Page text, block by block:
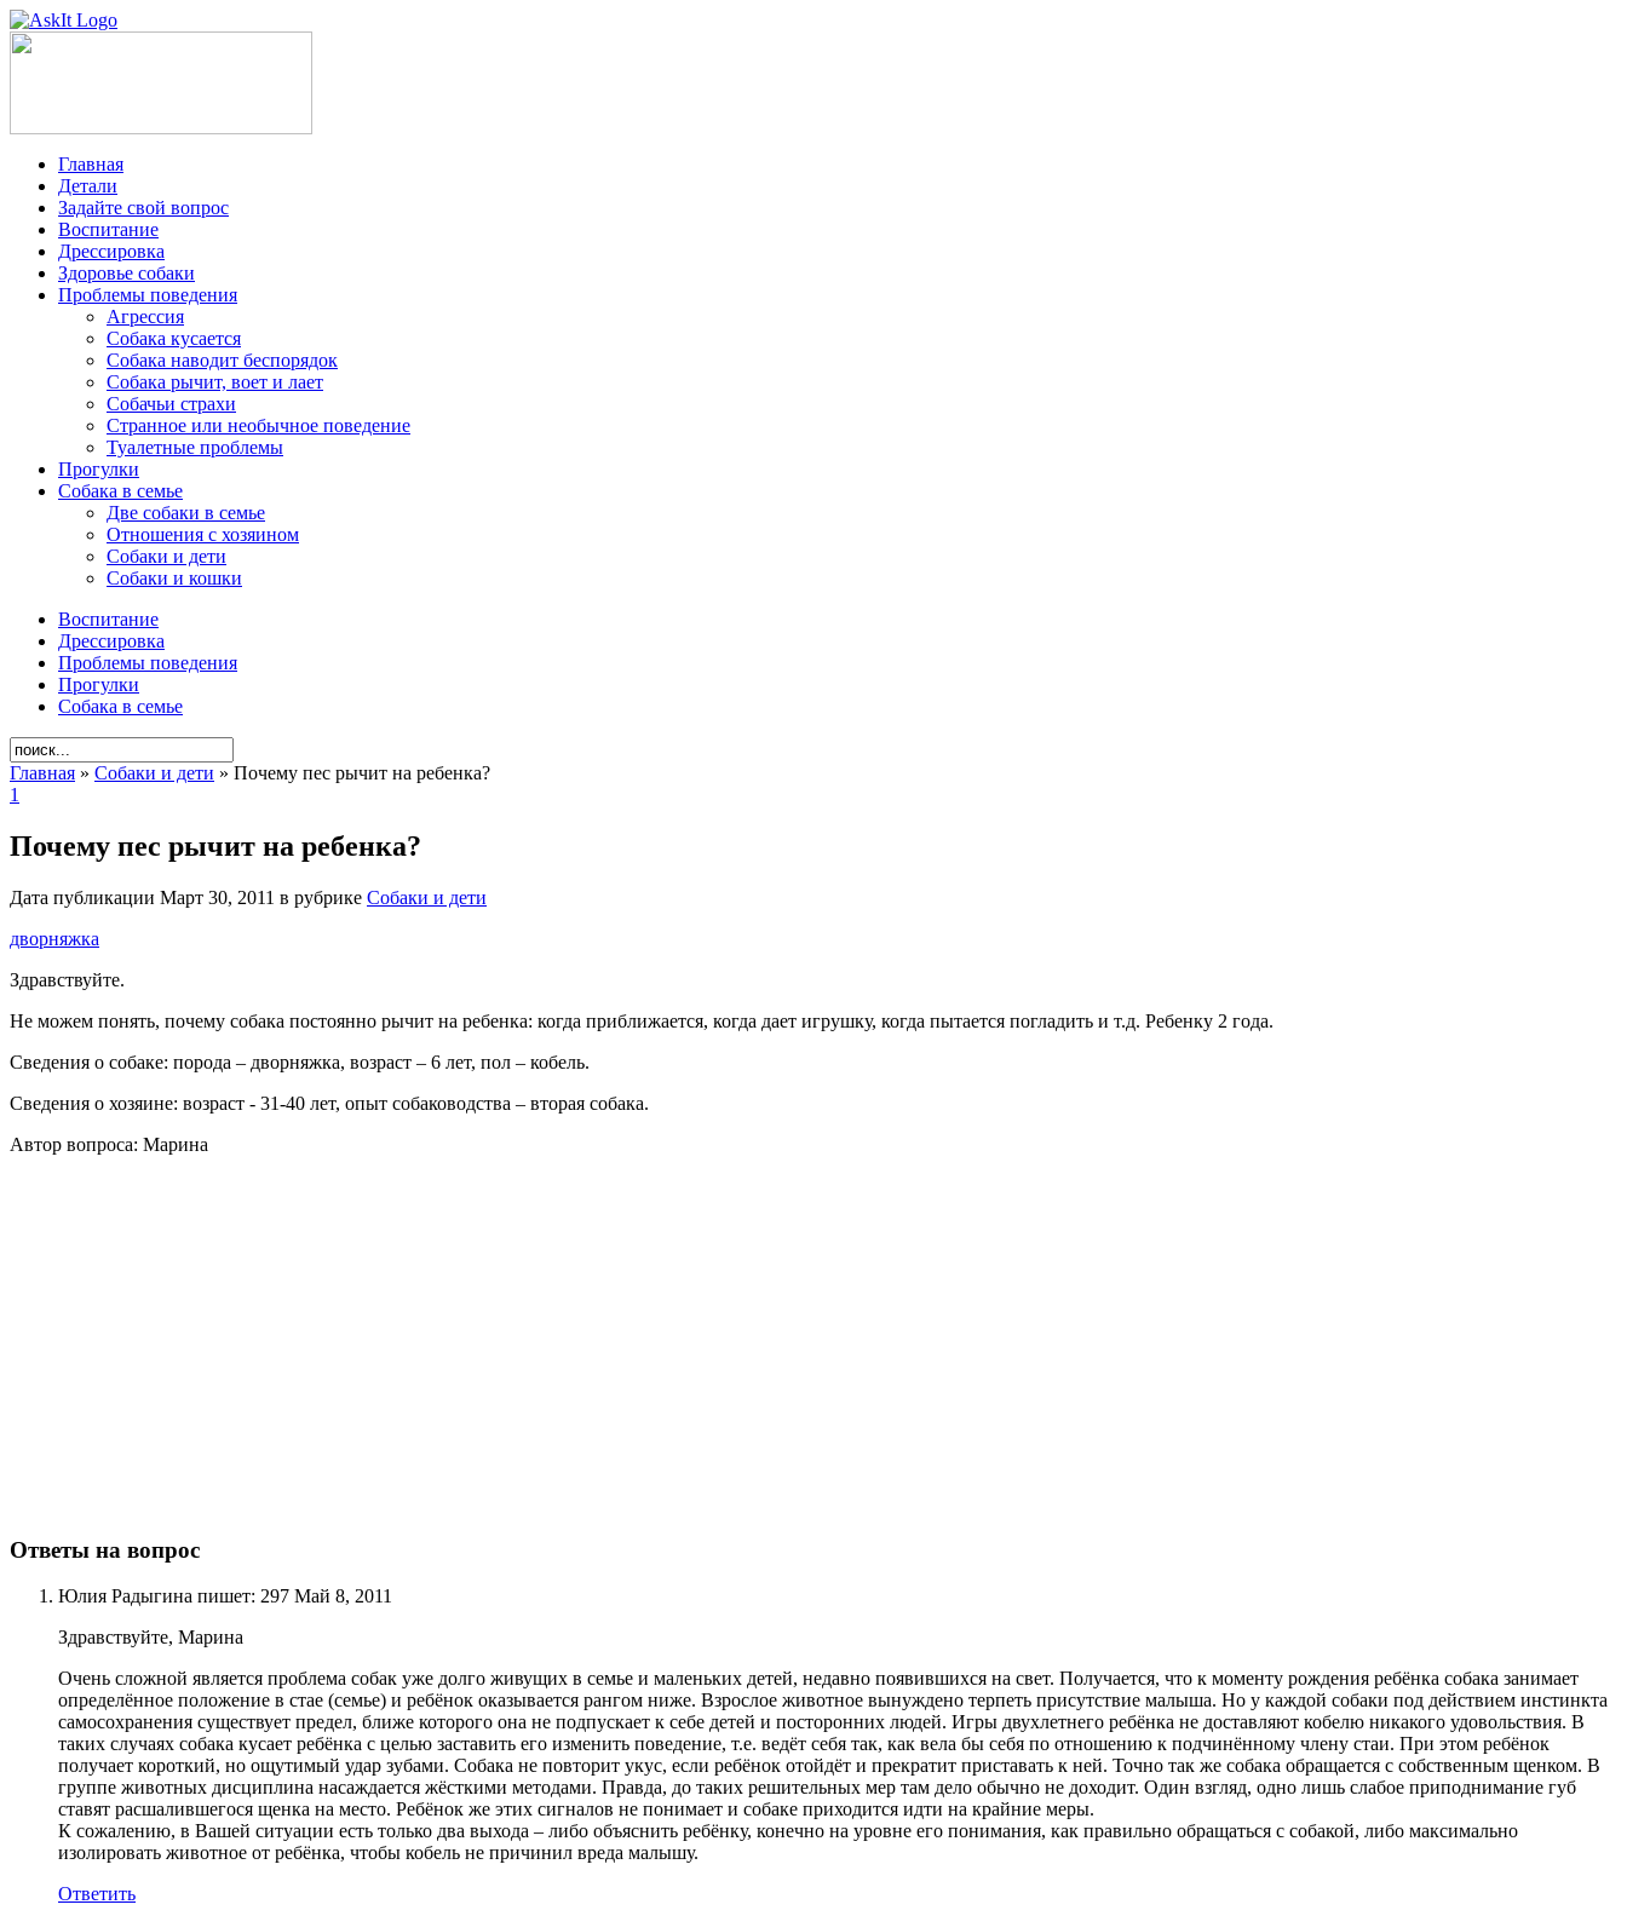
Главная
Детали
Задайте свой вопрос
Воспитание
Дрессировка
Здоровье собаки
Проблемы поведения
Агрессия
Собака кусается
Собака наводит беспорядок
Собака рычит, воет и лает
Собачьи страхи
Странное или необычное поведение
Туалетные проблемы
Прогулки
Собака в семье
Две собаки в семье
Отношения с хозяином
Собаки и дети
Собаки и кошки
Воспитание
Дрессировка
Проблемы поведения
Прогулки
Собака в семье
Главная » Собаки и дети » Почему пес рычит на ребенка?
1
Почему пес рычит на ребенка?
Дата публикации Март 30, 2011 в рубрике Собаки и дети
дворняжка
Здравствуйте.
Не можем понять, почему собака постоянно рычит на ребенка: когда приближается, когда дает игрушку, когда пытается погладить и т.д. Ребенку 2 года.
Сведения о собаке: порода – дворняжка, возраст – 6 лет, пол – кобель.
Сведения о хозяине: возраст - 31-40 лет, опыт собаководства – вторая собака.
Автор вопроса: Марина
Ответы на вопрос
Юлия Радыгина пишет: 297 Май 8, 2011
Здравствуйте, Марина
Очень сложной является проблема собак уже долго живущих в семье и маленьких детей, недавно появившихся на свет. Получается, что к моменту рождения ребёнка собака занимает
определённое положение в стае (семье) и ребёнок оказывается рангом ниже. Взрослое животное вынуждено терпеть присутствие малыша. Но у каждой собаки под действием инстинкта
самосохранения существует предел, ближе которого она не подпускает к себе детей и посторонних людей. Игры двухлетнего ребёнка не доставляют кобелю никакого удовольствия. В
таких случаях собака кусает ребёнка с целью заставить его изменить поведение, т.е. ведёт себя так, как вела бы себя по отношению к подчинённому члену стаи. При этом ребёнок
получает короткий, но ощутимый удар зубами. Собака не повторит укус, если ребёнок отойдёт и прекратит приставать к ней. Точно так же собака обращается с собственным щенком. В
группе животных дисциплина насаждается жёсткими методами. Правда, до таких решительных мер там дело обычно не доходит. Один взгляд, одно лишь слабое приподнимание губ
ставят расшалившегося щенка на место. Ребёнок же этих сигналов не понимает и собаке приходится идти на крайние меры.
К сожалению, в Вашей ситуации есть только два выхода – либо объяснить ребёнку, конечно на уровне его понимания, как правильно обращаться с собакой, либо максимально
изолировать животное от ребёнка, чтобы кобель не причинил вреда малышу.
Ответить